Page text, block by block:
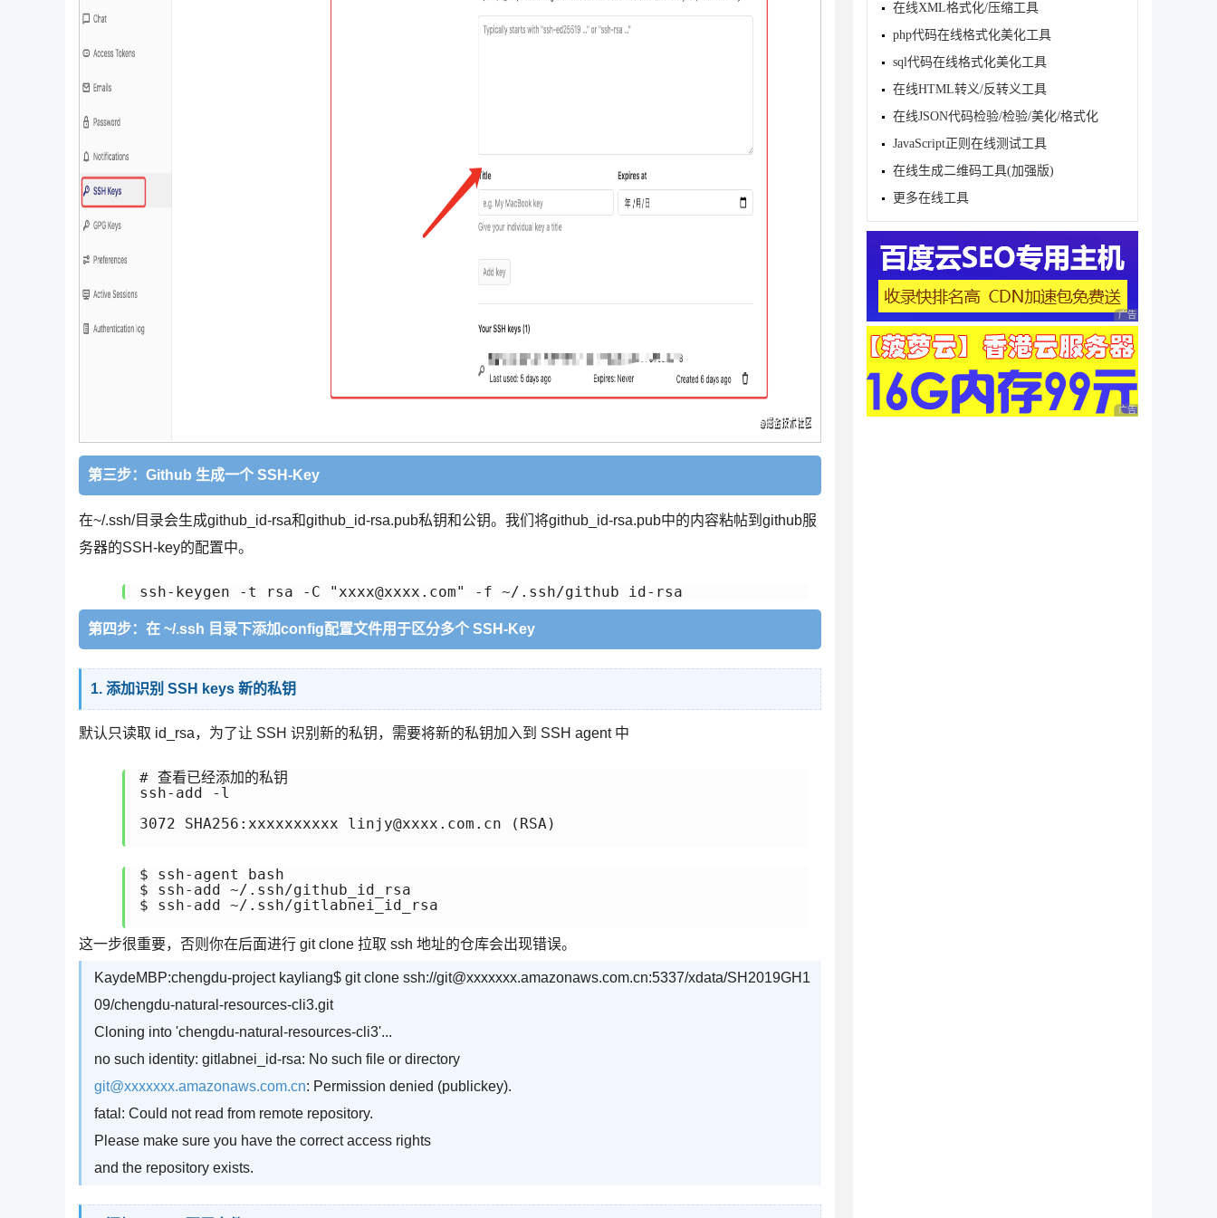
第三步：Github 生成一个 SSH-Key
在~/.ssh/目录会生成github_id-rsa和github_id-rsa.pub私钥和公钥。我们将github_id-rsa.pub中的内容粘帖到github服
务器的SSH-key的配置中。
第四步：在 ~/.ssh 目录下添加config配置文件用于区分多个 SSH-Key
1. 添加识别 SSH keys 新的私钥
默认只读取 id_rsa，为了让 SSH 识别新的私钥，需要将新的私钥加入到 SSH agent 中
# 查看已经添加的私钥
ssh-add -l
3072 SHA256:xxxxxxxxxx linjy@xxxx.com.cn (RSA)
$ ssh-agent bash
$ ssh-add ~/.ssh/github_id_rsa
$ ssh-add ~/.ssh/gitlabnei_id_rsa
这一步很重要，否则你在后面进行 git clone 拉取 ssh 地址的仓库会出现错误。
KaydeMBP:chengdu-project kayliang$ git clone ssh://git@xxxxxxx.amazonaws.com.cn:5337/xdata/SH2019GH1
09/chengdu-natural-resources-cli3.git
Cloning into 'chengdu-natural-resources-cli3'...
no such identity: gitlabnei_id-rsa: No such file or directory
git@xxxxxxx.amazonaws.com.cn: Permission denied (publickey).
fatal: Could not read from remote repository.
Please make sure you have the correct access rights
and the repository exists.
在线XML格式化/压缩工具
php代码在线格式化美化工具
sql代码在线格式化美化工具
在线HTML转义/反转义工具
在线JSON代码检验/检验/美化/格式化
JavaScript正则在线测试工具
在线生成二维码工具(加强版)
更多在线工具
广告 商业广告，理性
广告 商业广告，理性